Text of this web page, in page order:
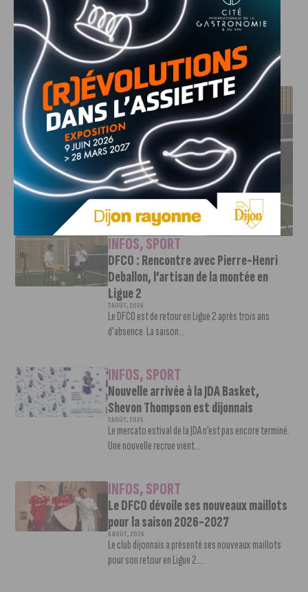
Francebleu.fr (suivre notre lien)
J'AIME LE DFCO
DFCO : RENCONTRE AVEC PIERRE-HENRI DEBALLON,
L’ARTISAN DE LA MONTÉE EN LIGUE 2
INFOS,SPORT
DFCO : Rencontre avec Pierre-Henri
Deballon, l’artisan de la montée en
Ligue 2
7 AOÛT, 2026
Le DFCO est de retour en Ligue 2 après trois ans
d’absence. La saison...
INFOS,SPORT
Nouvelle arrivée à la JDA Basket,
Shevon Thompson est dijonnais
7 AOÛT, 2026
Le mercato estival de la JDA n’est pas encore terminé.
Une nouvelle recrue vient...
INFOS,SPORT
Le DFCO dévoile ses nouveaux maillots
pour la saison 2026-2027
6 AOÛT, 2026
Le club dijonnais a présenté ses nouveaux maillots
pour son retour en Ligue 2....